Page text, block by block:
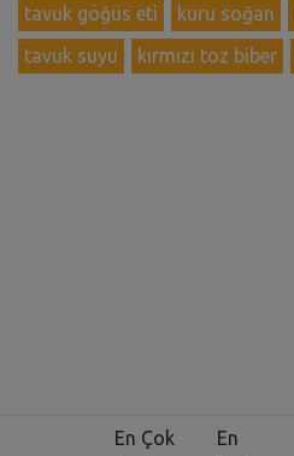
tavuk göğüs eti kuru soğan
tavuk suyu
kırmızı toz biber
En Çok
En